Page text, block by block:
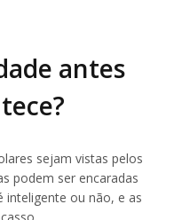
antes
sejam vistas pelos
podem ser encaradas
ou não, e as